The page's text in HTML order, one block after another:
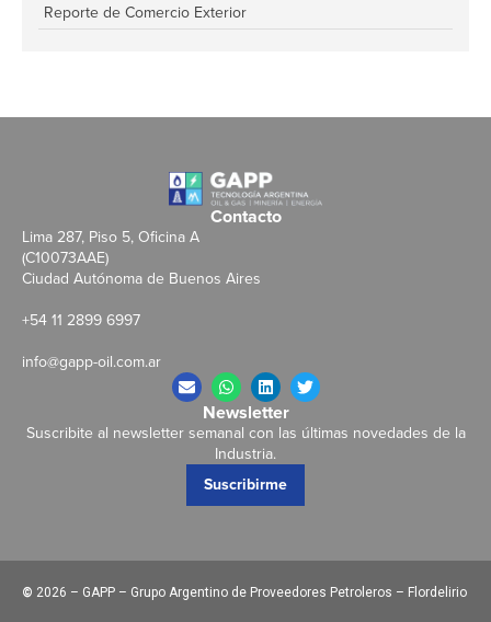
Reporte de Comercio Exterior
Contacto
Lima 287, Piso 5, Oficina A
(C10073AAE)
Ciudad Autónoma de Buenos Aires
+54 11 2899 6997
info@gapp-oil.com.ar
Newsletter
Suscribite al newsletter semanal con las últimas novedades de la
Industria.
Suscribirme
© 2026 – GAPP – Grupo Argentino de Proveedores Petroleros – Flordelirio